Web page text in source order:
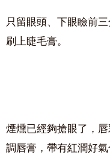
只留眼頭、下眼瞼前
刷上睫毛膏。
煙燻已經夠搶眼了，
調唇膏，帶有紅潤好氣